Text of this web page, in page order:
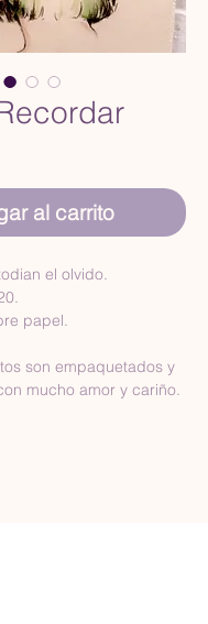
al carrito
el olvido.
papel.
son empaquetados y
mucho amor y cariño.